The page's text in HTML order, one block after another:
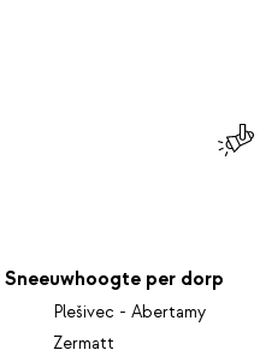
Sneeuwhoogte per dorp
Plešivec - Abertamy
Zermatt